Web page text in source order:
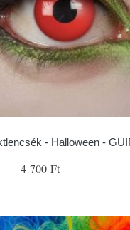
- Halloween -
4 700 Ft